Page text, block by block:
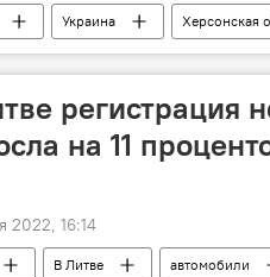
Украина Херсонская
теракт
регистрация
на 11
2022, 16:14
В Литве автомобили